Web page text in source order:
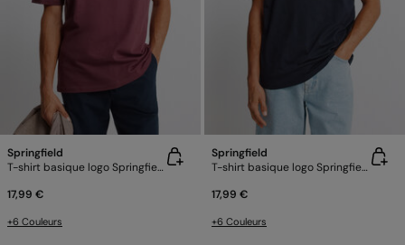
Springfield
T-shirt basique logo Springfield
17,99 €
+6 Couleurs
Springfield
T-shirt basique logo Springfield
17,99 €
+6 Couleurs